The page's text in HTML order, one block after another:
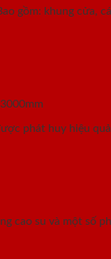
gồm: khung cửa,
phát huy hiệu
cao su và một số